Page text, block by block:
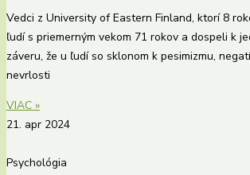
Vedci z University of Eastern Finland, ktorí 8
ľudí s priemerným vekom 71 rokov a dospeli k
záveru, že u ľudí so sklonom k ​​pesimizmu,
nevrlosti
VIAC »
21. apr 2024
Psychológia